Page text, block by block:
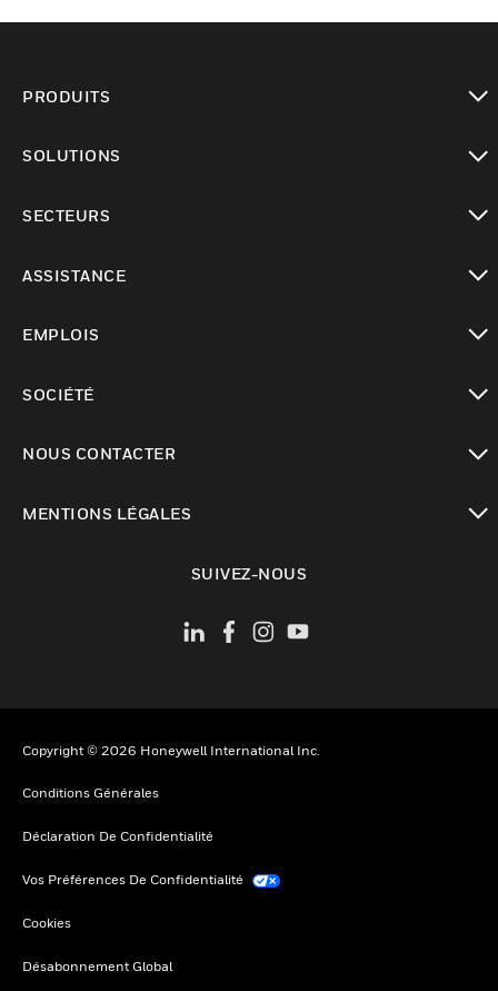
PRODUITS
SOLUTIONS
SECTEURS
ASSISTANCE
EMPLOIS
SOCIÉTÉ
NOUS CONTACTER
MENTIONS LÉGALES
SUIVEZ-NOUS
Copyright © 2026 Honeywell International Inc.
Conditions Générales
Déclaration De Confidentialité
Vos Préférences De Confidentialité
Cookies
Désabonnement Global